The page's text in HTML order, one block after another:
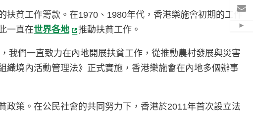
貧工作籌款。在1970、1980年代，香港樂施會初期的工作
一直在世界各地 推動扶貧工作。
我們一直致力在內地開展扶貧工作，從推動農村發展與災害
境內活動管理法》正式實施，香港樂施會在內地多個辦事
策。在公民社會的共同努力下，香港於2011年首次設立法